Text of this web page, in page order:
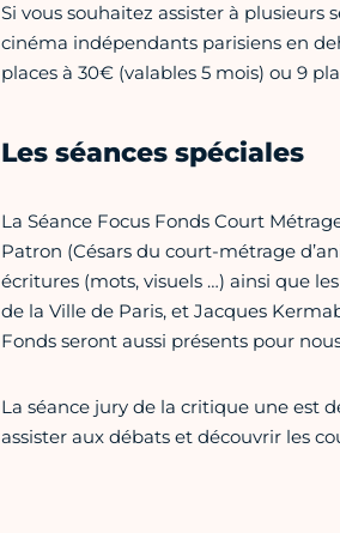
Si vous souhaitez assister à plusieurs
cinéma indépendants parisiens en
places à 30€ (valables 5 mois) ou 9
Les séances spéciales
La Séance Focus Fonds Court
Patron (Césars du court-métrage
écritures (mots, visuels …) ainsi que
de la Ville de Paris, et Jacques
Fonds seront aussi présents pour
La séance jury de la critique une est
assister aux débats et découvrir les